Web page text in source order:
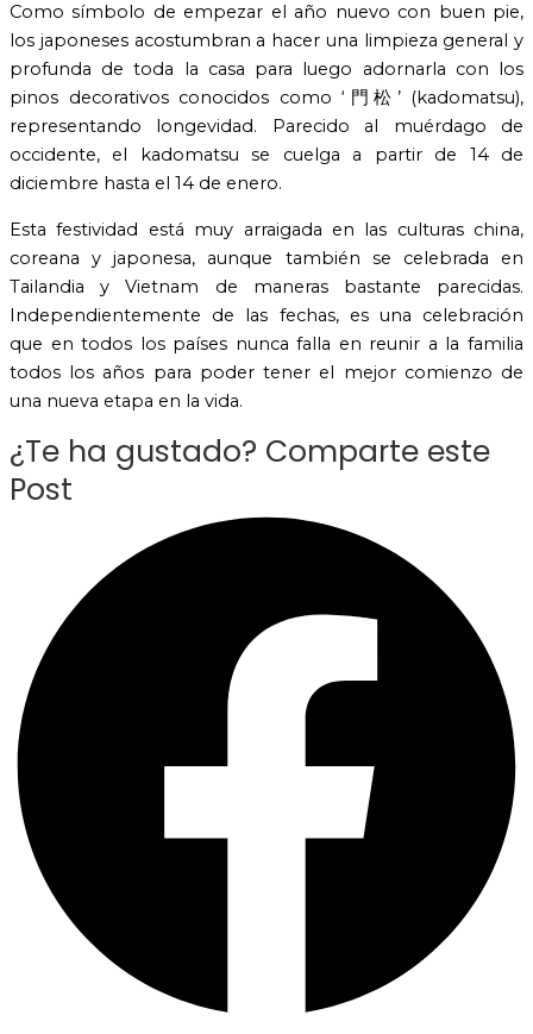
Como símbolo de empezar el año nuevo con buen pie,
los japoneses acostumbran a hacer una limpieza general y
profunda de toda la casa para luego adornarla con los
pinos decorativos conocidos como ‘門松’ (kadomatsu),
representando longevidad. Parecido al muérdago de
occidente, el kadomatsu se cuelga a partir de 14 de
diciembre hasta el 14 de enero.
Esta festividad está muy arraigada en las culturas china,
coreana y japonesa, aunque también se celebrada en
Tailandia y Vietnam de maneras bastante parecidas.
Independientemente de las fechas, es una celebración
que en todos los países nunca falla en reunir a la familia
todos los años para poder tener el mejor comienzo de
una nueva etapa en la vida.
¿Te ha gustado? Comparte este
Post